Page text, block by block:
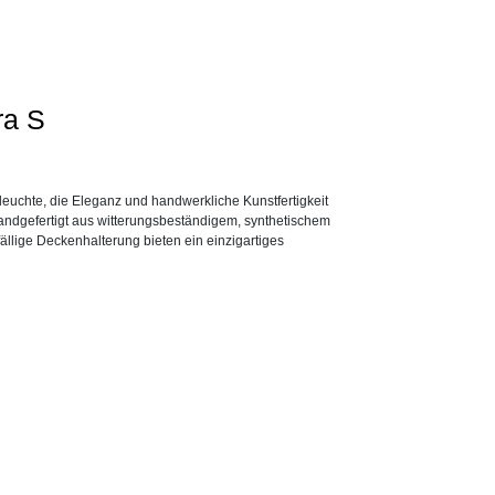
S
die Eleganz und handwerkliche Kunstfertigkeit
aus witterungsbeständigem, synthetischem
Deckenhalterung bieten ein einzigartiges